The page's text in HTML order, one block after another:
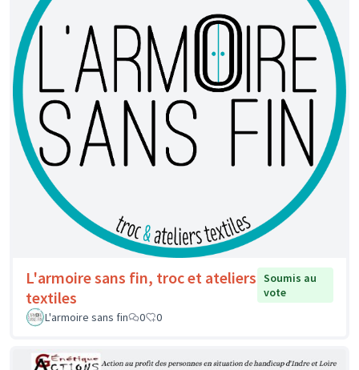
L'armoire sans fin, troc et ateliers
textiles
Soumis au
vote
L'armoire sans fin
0 0